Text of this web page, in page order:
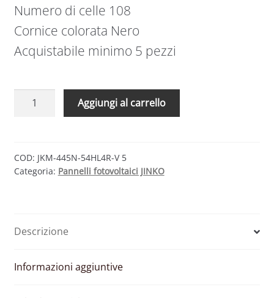
Numero di celle 108
Cornice colorata Nero
Acquistabile minimo 5 pezzi
N-
Type
Cornice
quantità
Aggiungi al carrello
COD: JKM-445N-54HL4R-V 5
Categoria: Pannelli fotovoltaici JINKO
Descrizione
Informazioni aggiuntive